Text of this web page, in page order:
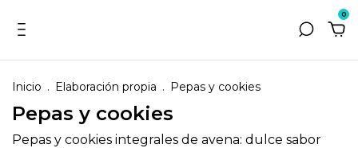
0
Inicio . Elaboración propia . Pepas y cookies
Pepas y cookies
Pepas y cookies integrales de avena: dulce sabor